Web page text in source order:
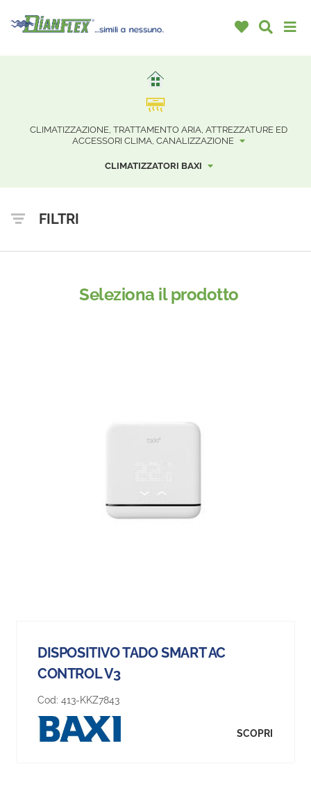
CLIMATIZZAZIONE, TRATTAMENTO ARIA, ATTREZZATURE ED
ACCESSORI CLIMA, CANALIZZAZIONE
CLIMATIZZATORI BAXI
FILTRI
Seleziona il prodotto
DISPOSITIVO TADO SMART AC
CONTROL V3
Cod: 413-KKZ7843
SCOPRI